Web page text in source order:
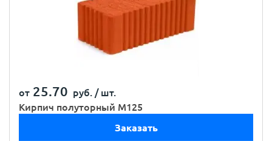
от 25.70 руб. / шт.
Кирпич полуторный М125
Заказать